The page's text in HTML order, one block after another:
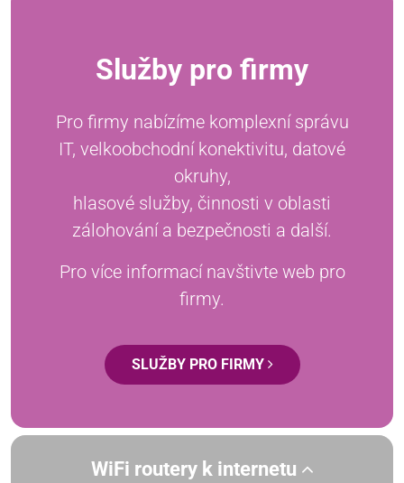
Služby pro firmy
Pro firmy nabízíme komplexní správu
IT, velkoobchodní konektivitu, datové
okruhy,
hlasové služby, činnosti v oblasti
zálohování a bezpečnosti a další.
Pro více informací navštivte web pro
firmy.
SLUŽBY PRO FIRMY
WiFi routery k internetu